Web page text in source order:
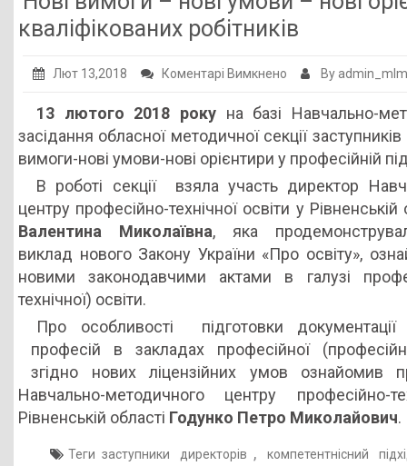
Публічна інформація
Галерея
НМЦ ПТО України
кваліфікованих робітників
Лют 13,2018 Коментарі Вимкнено до
вимоги
–
нові
умови
–
нові
орієнтири
у
підготовці
кваліфікованих
робітників
By admin_mlm
13 лютого 2018 року на базі Навчально-
засідання обласної методичної секції
вимоги-нові умови-нові орієнтири у професійній
В роботі секції взяла участь директор
центру професійно-технічної освіти у
Валентина Миколаївна, яка
виклад нового Закону України «Про освіту»,
новими законодавчими актами в галузі
технічної) освіти.
Про особливості підготовки
професій в закладах професійної
згідно нових ліцензійних умов ознайомив
Навчально-методичного центру професійно-
Рівненській області Годунко Петро Миколайович.
Теги заступники директорів ,
компетентнісний